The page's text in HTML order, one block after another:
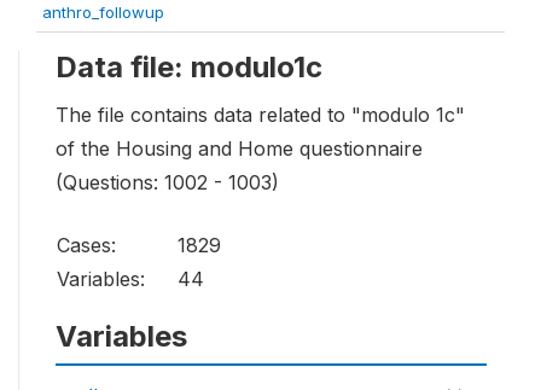
anthro_followup
Data file: modulo1c
The file contains data related to "modulo 1c"
of the Housing and Home questionnaire
(Questions: 1002 - 1003)
Cases:
1829
Variables:
44
Variables